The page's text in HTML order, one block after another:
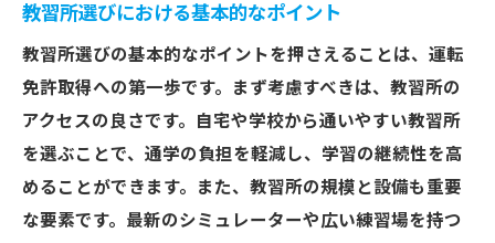
卒業後も安心できるフォローアップ
教習所の口コミと評価を活用する方法
教習所選びで安心の運転スキルを手に入れる方
法
計画的な学習で運転スキルを向上
教習所選びにおける基本的なポイント
教習所選びの基本的なポイントを押さえることは、運転
免許取得への第一歩です。まず考慮すべきは、教習所の
アクセスの良さです。自宅や学校から通いやすい教習所
を選ぶことで、通学の負担を軽減し、学習の継続性を高
めることができます。また、教習所の規模と設備も重要
な要素です。最新のシミュレーターや広い練習場を持つ